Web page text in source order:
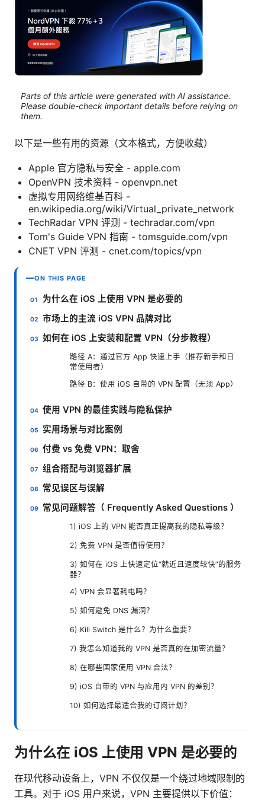
Parts of this article were generated with AI assistance.
Please double-check important details before relying on
them.
以下是一些有用的资源（文本格式，方便收藏）
Apple 官方隐私与安全 - apple.com
OpenVPN 技术资料 - openvpn.net
虚拟专用网络维基百科 -
en.wikipedia.org/wiki/Virtual_private_network
TechRadar VPN 评测 - techradar.com/vpn
Tom's Guide VPN 指南 - tomsguide.com/vpn
CNET VPN 评测 - cnet.com/topics/vpn
ON THIS PAGE
为什么在 iOS 上使用 VPN 是必要的
市场上的主流 iOS VPN 品牌对比
如何在 iOS 上安装和配置 VPN（分步教程）
路径 A：通过官方 App 快速上手（推荐新手和日
常使用者）
路径 B：使用 iOS 自带的 VPN 配置（无须 App）
使用 VPN 的最佳实践与隐私保护
实用场景与对比案例
付费 vs 免费 VPN：取舍
组合搭配与浏览器扩展
常见误区与误解
常见问题解答（ Frequently Asked Questions ）
1) iOS 上的 VPN 能否真正提高我的隐私等级？
2) 免费 VPN 是否值得使用？
3) 如何在 iOS 上快速定位“就近且速度较快”的服务
器？
4) VPN 会显著耗电吗？
5) 如何避免 DNS 漏洞？
6) Kill Switch 是什么？为什么重要？
7) 我怎么知道我的 VPN 是否真的在加密流量？
8) 在哪些国家使用 VPN 合法？
9) iOS 自带的 VPN 与应用内 VPN 的差别？
10) 如何选择最适合我的订阅计划？
为什么在 iOS 上使用 VPN 是必要的
在现代移动设备上，VPN 不仅仅是一个绕过地域限制的
工具。对于 iOS 用户来说，VPN 主要提供以下价值：